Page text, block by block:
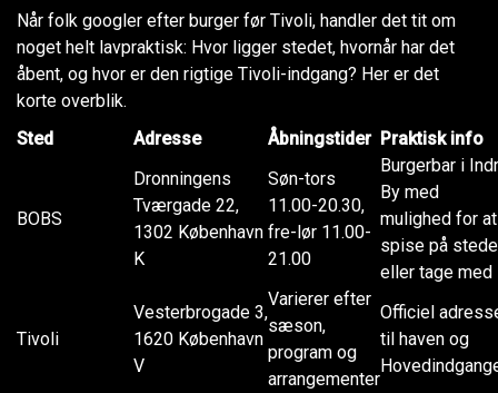
Når folk googler efter burger før Tivoli, handler det tit om
noget helt lavpraktisk: Hvor ligger stedet, hvornår har det
åbent, og hvor er den rigtige Tivoli-indgang? Her er det
korte overblik.
Sted
Adresse Åbningstider Praktisk info
BOBS
Dronningens
Tværgade 22,
1302 København
K
Søn-tors
11.00-20.30,
fre-lør 11.00-
21.00
Burgerbar i
By med
mulighed for at
spise på
eller tage med
Tivoli
Vesterbrogade 3,
1620 København
V
Varierer efter
sæson,
program og
arrangementer
Officiel
til haven og